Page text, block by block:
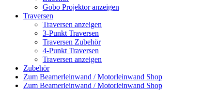
Gobo Projektor anzeigen
Traversen
Traversen anzeigen
3-Punkt Traversen
Traversen Zubehör
4-Punkt Traversen
Traversen anzeigen
Zubehör
Zum Beamerleinwand / Motorleinwand Shop
Zum Beamerleinwand / Motorleinwand Shop